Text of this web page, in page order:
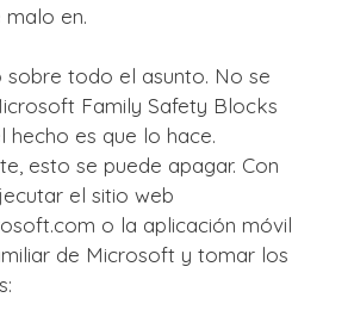
malo en.
sobre todo el asunto. No se
Family Safety Blocks
hecho es que lo hace.
esto se puede apagar. Con
el sitio web
o la aplicación móvil
de Microsoft y tomar los